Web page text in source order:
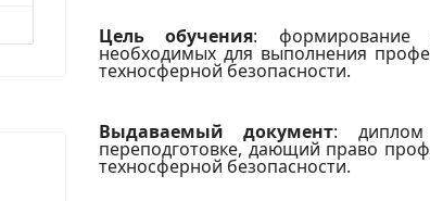
Цель обучения: формирование
необходимых для выполнения
техносферной безопасности.
Выдаваемый документ: диплом
переподготовке, дающий право
техносферной безопасности.